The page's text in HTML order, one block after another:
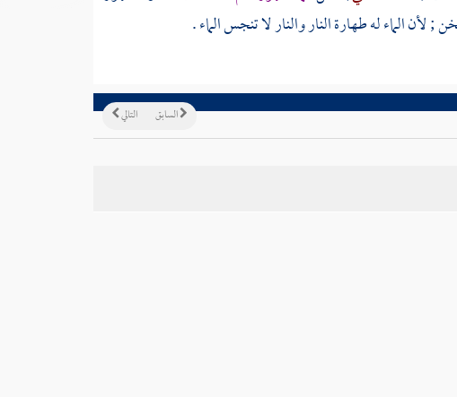
الماء له طهارة النار والنار لا تنجس الماء .
التالي السابق